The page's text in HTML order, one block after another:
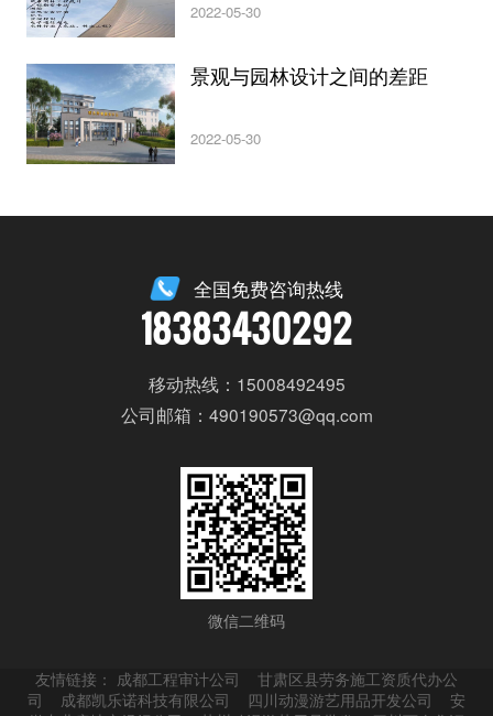
2022-05-30
景观与园林设计之间的差距
2022-05-30
全国免费咨询热线
18383430292
移动热线：15008492495
公司邮箱：490190573@qq.com
微信二维码
友情链接： 成都工程审计公司
甘肃区县劳务施工资质代办公
司
成都凯乐诺科技有限公司 四川动漫游艺用品开发公司
安